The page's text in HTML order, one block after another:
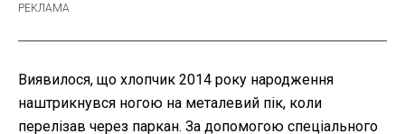
Виявилося, що хлопчик 2014 року народження
наштрикнувся ногою на металевий пік, коли
перелізав через паркан. За допомогою спеціального